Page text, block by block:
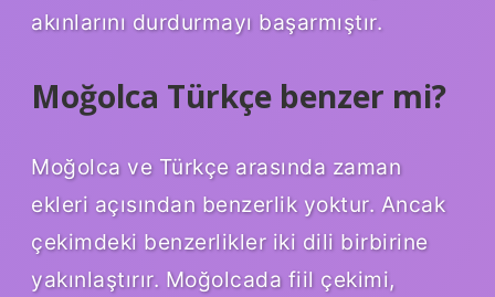
akınlarını durdurmayı başarmıştır.
Moğolca Türkçe benzer mi?
Moğolca ve Türkçe arasında zaman
ekleri açısından benzerlik yoktur. Ancak
çekimdeki benzerlikler iki dili birbirine
yakınlaştırır. Moğolcada fiil çekimi,